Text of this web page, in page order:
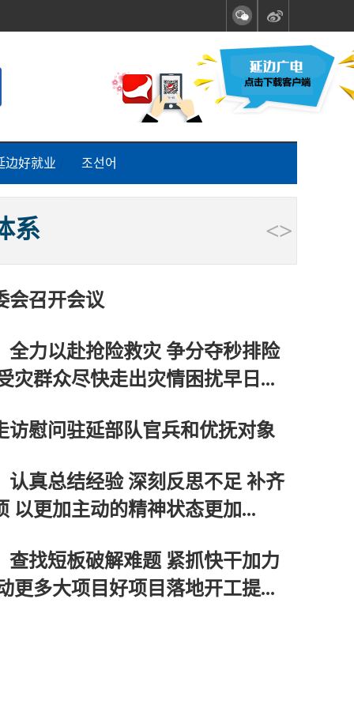
边好就业 조선어
的工作”
系
系
的工作”
<>
会召开会议
全力以赴抢险救灾 争分夺秒排险
灾群众尽快走出灾情困扰早日...
访慰问驻延部队官兵和优抚对象
认真总结经验 深刻反思不足 补齐
以更加主动的精神状态更加...
查找短板破解难题 紧抓快干加力
更多大项目好项目落地开工提...